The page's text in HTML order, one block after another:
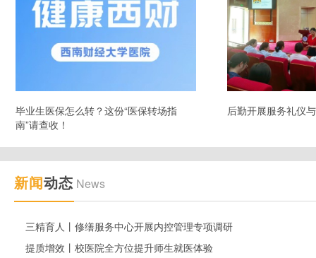
毕业生医保怎么转？这份“医保转场指
南”请查收！
后勤开展服务礼仪
新闻动态 News
三精育人丨修缮服务中心开展内控管理专项调研
提质增效丨校医院全方位提升师生就医体验